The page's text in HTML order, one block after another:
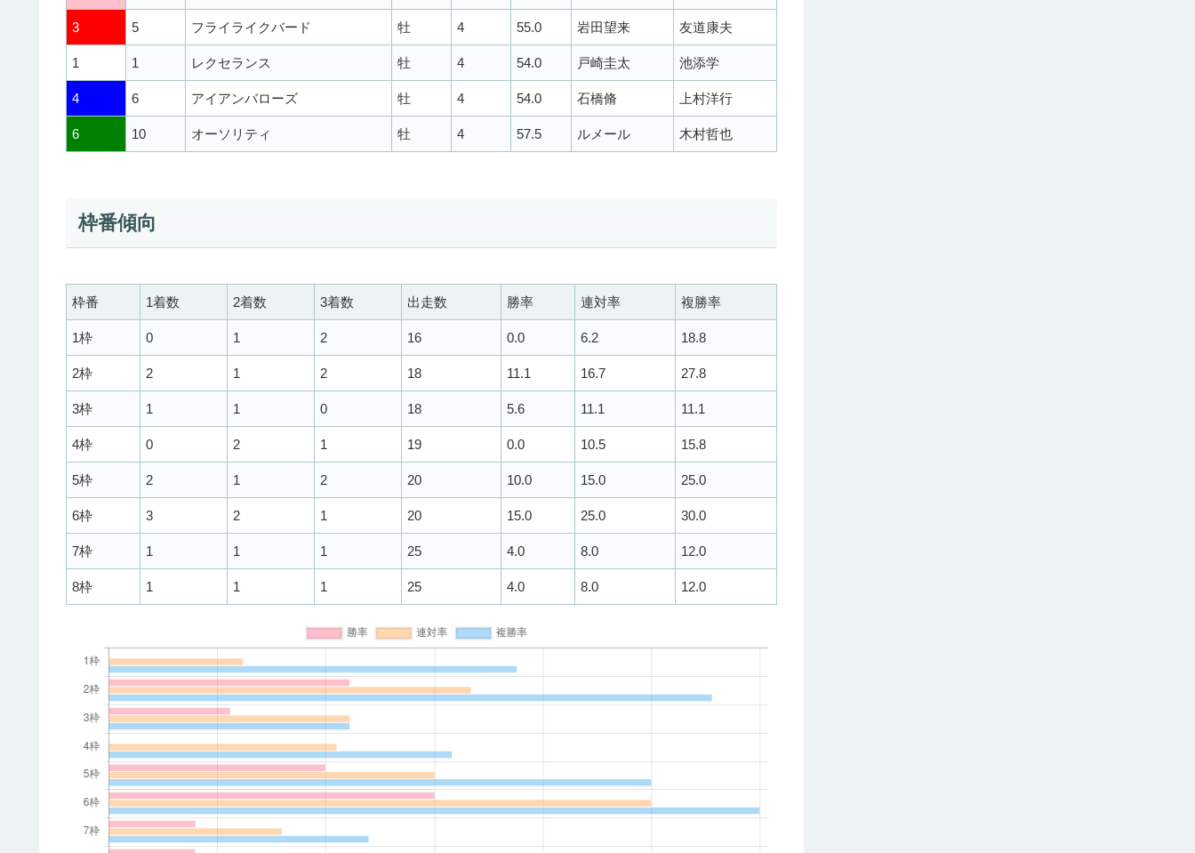
3 5 フライライクバード 牡 4 55.0 岩田望来 友道康夫
1 1 レクセランス 牡 4 54.0 戸崎圭太 池添学
4 6 アイアンバローズ 牡 4 54.0 石橋脩 上村洋行
6 10 オーソリティ 牡 4 57.5 ルメール 木村哲也
枠番傾向
枠番 1着数 2着数 3着数 出走数 勝率 連対率 複勝率
1枠 0 1 2 16 0.0 6.2 18.8
2枠 2 1 2 18 11.1 16.7 27.8
3枠 1 1 0 18 5.6 11.1 11.1
4枠 0 2 1 19 0.0 10.5 15.8
5枠 2 1 2 20 10.0 15.0 25.0
6枠 3 2 1 20 15.0 25.0 30.0
7枠 1 1 1 25 4.0 8.0 12.0
8枠 1 1 1 25 4.0 8.0 12.0